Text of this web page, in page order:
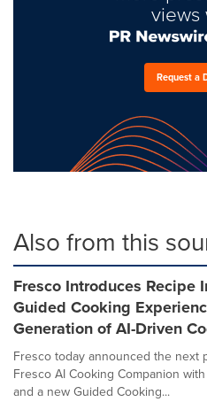
views
Request a
Also from this
Fresco Introduces Recipe
Guided Cooking
Generation of AI-Driven
Fresco today announced the next
Fresco AI Cooking Companion
and a new Guided Cooking...